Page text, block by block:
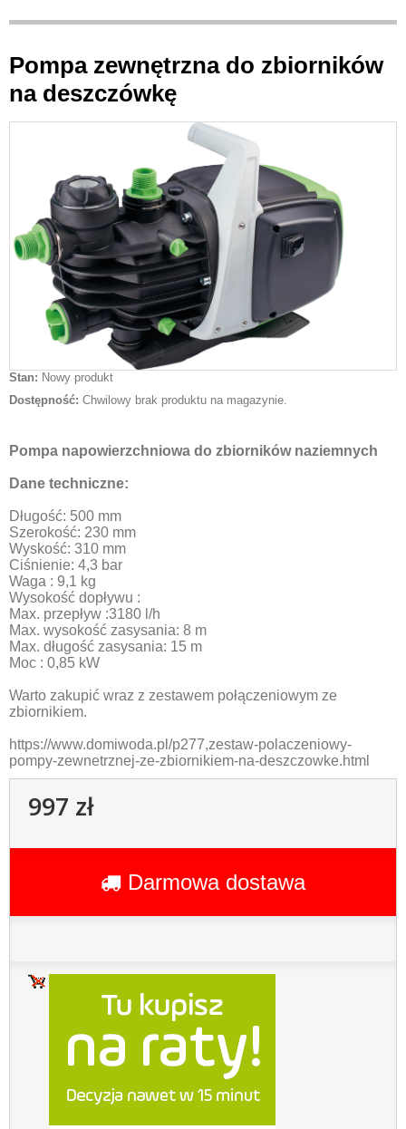
Pompa zewnętrzna do zbiorników
na deszczówkę
Stan: Nowy produkt
Dostępność: Chwilowy brak produktu na magazynie.
Pompa napowierzchniowa do zbiorników naziemnych
Dane techniczne:
Długość: 500 mm
Szerokość: 230 mm
Wyskość: 310 mm
Ciśnienie: 4,3 bar
Waga : 9,1 kg
Wysokość dopływu :
Max. przepływ :3180 l/h
Max. wysokość zasysania: 8 m
Max. długość zasysania: 15 m
Moc : 0,85 kW
Warto zakupić wraz z zestawem połączeniowym ze
zbiornikiem.
https://www.domiwoda.pl/p277,zestaw-polaczeniowy-
pompy-zewnetrznej-ze-zbiornikiem-na-deszczowke.html
997 zł
Darmowa dostawa